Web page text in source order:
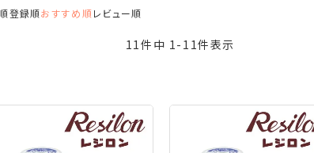
登録順おすすめ順レビュー順
11件中 1 - 11件表示